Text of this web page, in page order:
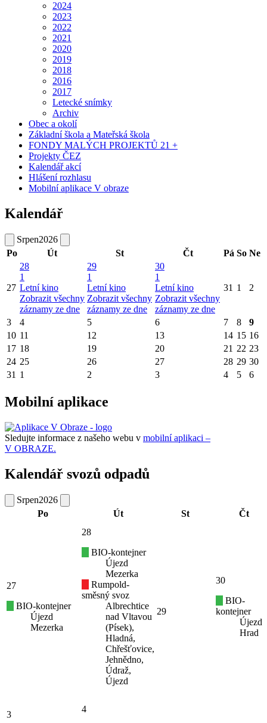
2024
2023
2022
2021
2020
2019
2018
2016
2017
Letecké snímky
Archiv
Obec a okolí
Základní škola a Mateřská škola
FONDY MALÝCH PROJEKTŮ 21 +
Projekty ČEZ
Kalendář akcí
Hlášení rozhlasu
Mobilní aplikace V obraze
Kalendář
Srpen2026
Po
Út St Čt Pá So Ne
27
28
1
Letní kino
Zobrazit všechny
záznamy ze dne
29
1
Letní kino
Zobrazit všechny
záznamy ze dne
30
1
Letní kino
Zobrazit všechny
záznamy ze dne
31 1 2
3 4 5 6 7 8
9
10 11 12 13 14 15 16
17 18 19 20 21 22 23
24 25 26 27 28 29 30
31 1 2 3 4 5 6
Mobilní aplikace
Sledujte informace z našeho webu v mobilní aplikaci –
V OBRAZE.
Kalendář svozů odpadů
Srpen2026
Po
Út St Čt
27
BIO-kontejner
Újezd
Mezerka
28
BIO-kontejner
Újezd
Mezerka
Rumpold-
směsný svoz
Albrechtice
nad Vltavou
(Písek),
Hladná,
Chřešťovice,
Jehnědno,
Údraž,
Újezd
29
30
BIO-
kontejner
Újezd
Hrad
3
4